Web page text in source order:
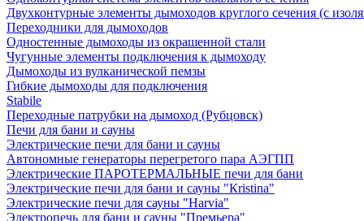
Двухконтурные элементы дымоходов круглого сечения (с
Переходники для дымоходов
Одностенные дымоходы из окрашенной стали
Чугунные элементы подключения к дымоходу
Дымоходы из вулканической пемзы
Гибкие дымоходы для подключения
Stabile
Переходные патрубки на дымоход (Рубцовск)
Печи для бани и сауны
Электрические печи для бани и сауны
Автономные генераторы перегретого пара АЭГПП
Электрические ПАРОТЕРМАЛЬНЫЕ печи для бани
Электрические печи для бани и сауны "Кristina"
Электрические печи для сауны "Harvia"
Электропечь для бани и сауны "Премьера"